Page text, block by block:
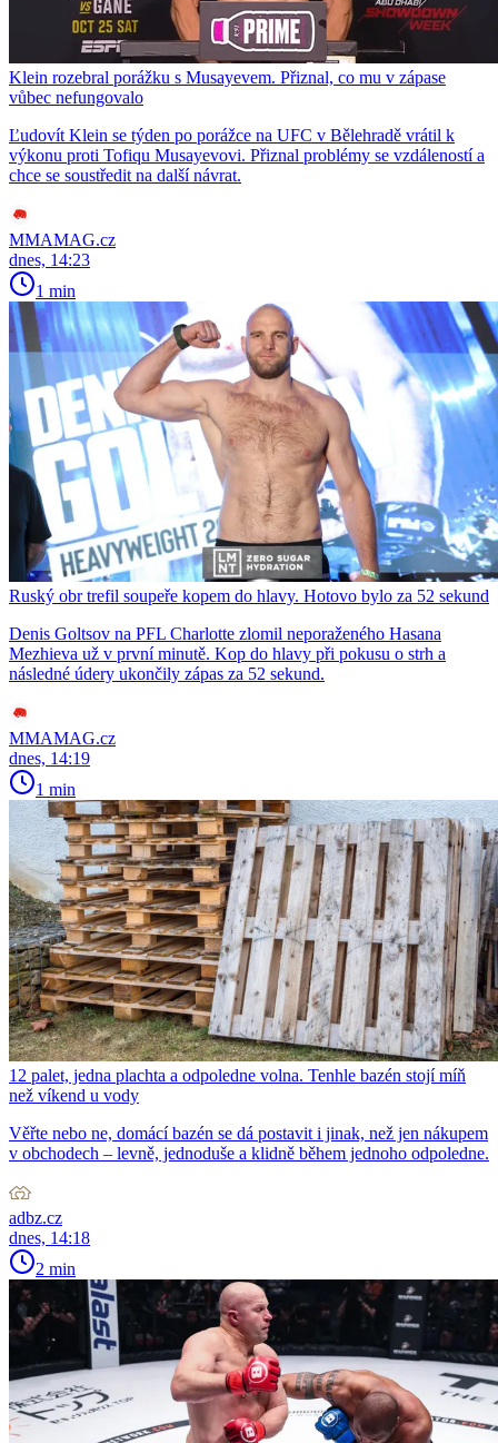
Klein rozebral porážku s Musayevem. Přiznal, co mu v zápase
vůbec nefungovalo
Ľudovít Klein se týden po porážce na UFC v Bělehradě vrátil k
výkonu proti Tofiqu Musayevovi. Přiznal problémy se vzdáleností a
chce se soustředit na další návrat.
MMAMAG.cz
dnes, 14:23
1 min
Ruský obr trefil soupeře kopem do hlavy. Hotovo bylo za 52 sekund
Denis Goltsov na PFL Charlotte zlomil neporaženého Hasana
Mezhieva už v první minutě. Kop do hlavy při pokusu o strh a
následné údery ukončily zápas za 52 sekund.
MMAMAG.cz
dnes, 14:19
1 min
12 palet, jedna plachta a odpoledne volna. Tenhle bazén stojí míň
než víkend u vody
Věřte nebo ne, domácí bazén se dá postavit i jinak, než jen nákupem
v obchodech – levně, jednoduše a klidně během jednoho odpoledne.
adbz.cz
dnes, 14:18
2 min